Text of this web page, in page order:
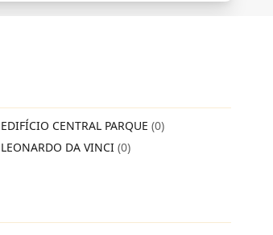
EDIFÍCIO CENTRAL PARQUE (0)
LEONARDO DA VINCI (0)